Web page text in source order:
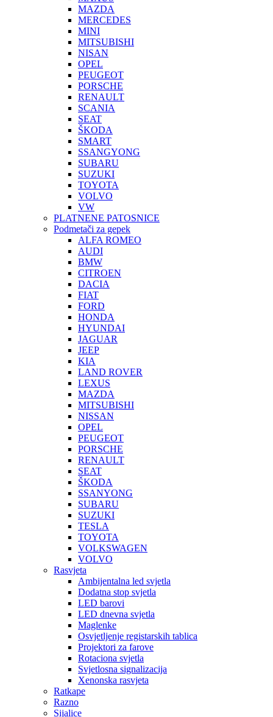
MAZDA
MERCEDES
MINI
MITSUBISHI
NISAN
OPEL
PEUGEOT
PORSCHE
RENAULT
SCANIA
SEAT
ŠKODA
SMART
SSANGYONG
SUBARU
SUZUKI
TOYOTA
VOLVO
VW
PLATNENE PATOSNICE
Podmetači za gepek
ALFA ROMEO
AUDI
BMW
CITROEN
DACIA
FIAT
FORD
HONDA
HYUNDAI
JAGUAR
JEEP
KIA
LAND ROVER
LEXUS
MAZDA
MITSUBISHI
NISSAN
OPEL
PEUGEOT
PORSCHE
RENAULT
SEAT
ŠKODA
SSANYONG
SUBARU
SUZUKI
TESLA
TOYOTA
VOLKSWAGEN
VOLVO
Rasvjeta
Ambijentalna led svjetla
Dodatna stop svjetla
LED barovi
LED dnevna svjetla
Maglenke
Osvjetljenje registarskih tablica
Projektori za farove
Rotaciona svjetla
Svjetlosna signalizacija
Xenonska rasvjeta
Ratkape
Razno
Sijalice